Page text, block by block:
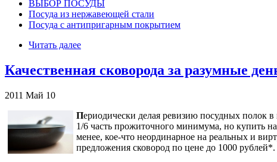
ВЫБОР ПОСУДЫ
Посуда из нержавеющей стали
Посуда с антипригарным покрытием
Читать далее
Качественная сковорода за разумные
2011 Май 10
Периодически делая ревизию посудных полок
1/6 часть прожиточного минимума, но купить
менее, кое-что неординарное на реальных и
предложения сковород по цене до 1000 рублей*.